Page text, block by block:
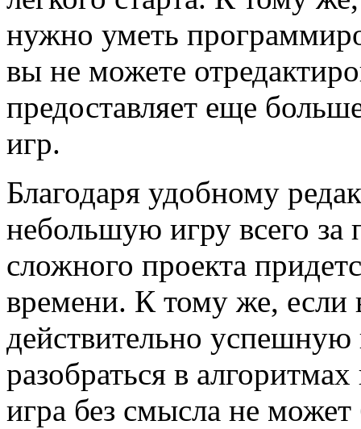
нужно уметь
вы не можете
предоставляет еще
игр.
Благодаря удобному
небольшую игру всего за
сложного проекта
времени. К тому же, если
действительно успешную
разобраться в
игра без смысла не